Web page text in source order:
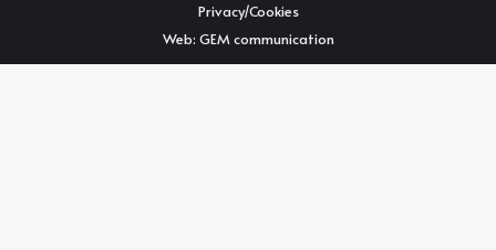
Privacy/Cookies
Web: GEM communication